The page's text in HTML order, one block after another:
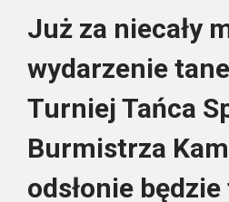
Już za niecały
wydarzenie
Turniej Tańca
Burmistrza
odsłonie